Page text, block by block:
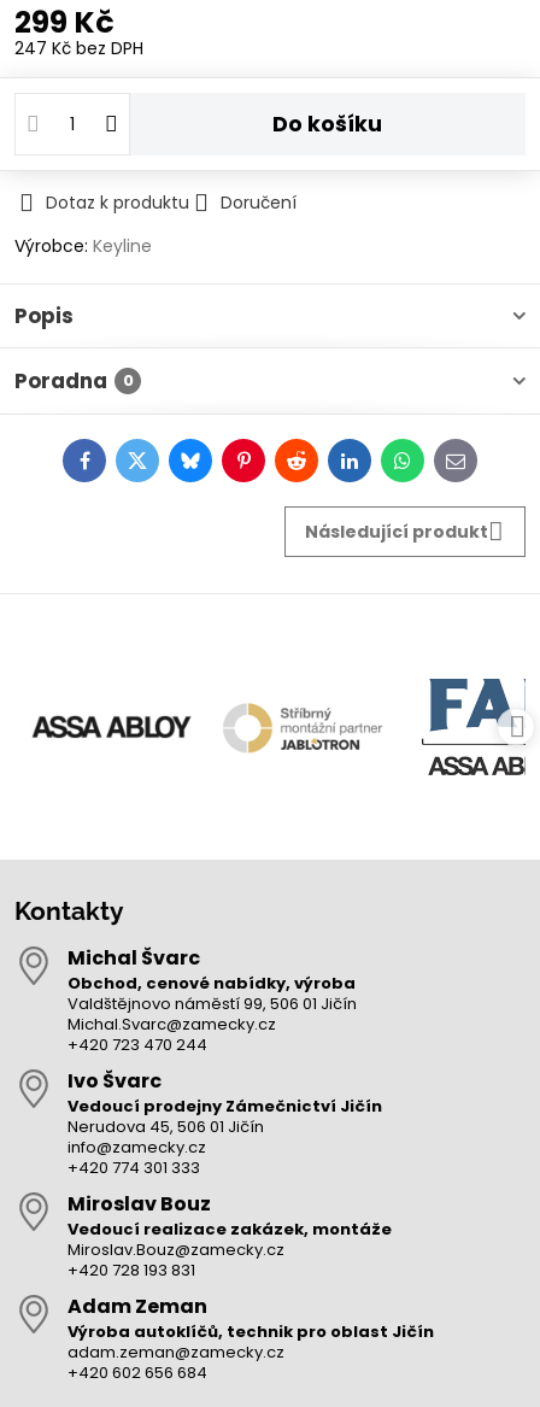
299 Kč
247 Kč bez DPH
Do košíku
Dotaz k produktu
Doručení
Výrobce: Keyline
Popis
Poradna 0
FacebookTwitterBlueskyPinterestRedditLinkedInWhatsApp
E-
mail
Následující produkt
Kontakty
Michal Švarc
Obchod, cenové nabídky, výroba
Valdštějnovo náměstí 99, 506 01 Jičín
Michal.Svarc@zamecky.cz
+420 723 470 244
Ivo Švarc
Vedoucí prodejny Zámečnictví Jičín
Nerudova 45, 506 01 Jičín
info@zamecky.cz
+420 774 301 333
Miroslav Bouz
Vedoucí realizace zakázek, montáže
Miroslav.Bouz@zamecky.cz
+420 728 193 831
Adam Zeman
Výroba autoklíčů, technik pro oblast Jičín
adam.zeman@zamecky.cz
+420 602 656 684